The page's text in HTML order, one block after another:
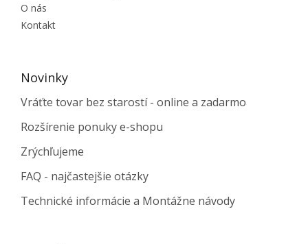
O nás
Kontakt
Novinky
Vráťte tovar bez starostí - online a zadarmo
Rozšírenie ponuky e-shopu
Zrýchľujeme
FAQ - najčastejšie otázky
Technické informácie a Montážne návody